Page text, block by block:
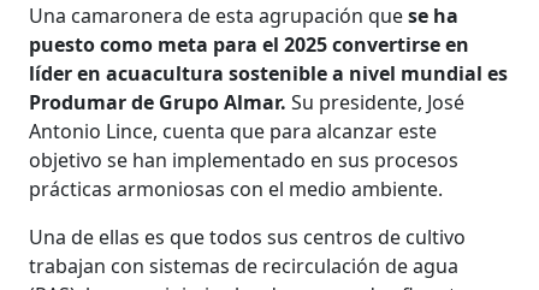
Una camaronera de esta agrupación quese ha
puesto como meta para el 2025 convertirse en
líder en acuacultura sostenible a nivel mundial es
Produmar de Grupo Almar.Su presidente, José
Antonio Lince, cuenta que para alcanzar este
objetivo se han implementado en sus procesos
prácticas armoniosas con el medio ambiente.
Una de ellas es que todos sus centros de cultivo
trabajan con sistemas de recirculación de agua